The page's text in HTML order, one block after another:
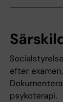
efter
psykoterapi.